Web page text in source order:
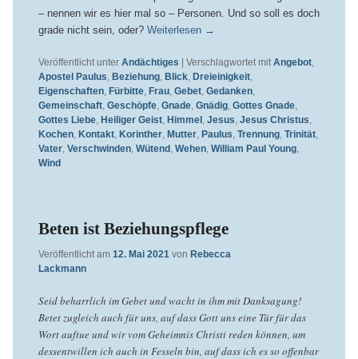
– nennen wir es hier mal so – Personen. Und so soll es doch
grade nicht sein, oder? Weiterlesen →
Veröffentlicht unter Andächtiges Verschlagwortet mit Angebot,
Apostel Paulus, Beziehung, Blick, Dreieinigkeit,
Eigenschaften, Fürbitte, Frau, Gebet, Gedanken,
Gemeinschaft, Geschöpfe, Gnade, Gnädig, Gottes Gnade,
Gottes Liebe, Heiliger Geist, Himmel , Jesus, Jesus Christus,
Kochen, Kontakt, Korinther, Mutter, Paulus, Trennung, Trinität,
Vater, Verschwinden, Wütend , Wehen, William Paul Young,
Wind
Beten ist Beziehungspflege
Veröffentlicht am 12. Mai 2021 von Rebecca
Lackmann
Seid beharrlich im Gebet und wacht in ihm mit Danksagung!
Betet zugleich auch für uns, auf dass Gott uns eine Tür für das
Wort auftue und wir vom Geheimnis Christi reden können, um
dessentwillen ich auch in Fesseln bin, auf dass ich es so offenbar